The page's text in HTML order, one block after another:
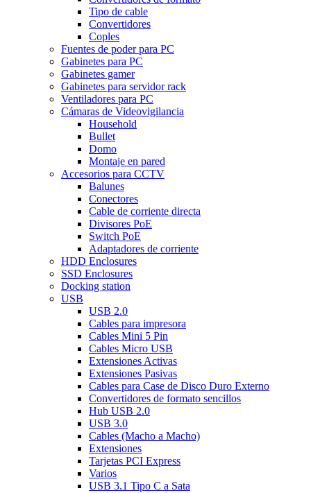
Tipo de cable
Convertidores
Coples
Fuentes de poder para PC
Gabinetes para PC
Gabinetes gamer
Gabinetes para servidor rack
Ventiladores para PC
Cámaras de Videovigilancia
Household
Bullet
Domo
Montaje en pared
Accesorios para CCTV
Balunes
Conectores
Cable de corriente directa
Divisores PoE
Switch PoE
Adaptadores de corriente
HDD Enclosures
SSD Enclosures
Docking station
USB
USB 2.0
Cables para impresora
Cables Mini 5 Pin
Cables Micro USB
Extensiones Activas
Extensiones Pasivas
Cables para Case de Disco Duro Externo
Convertidores de formato sencillos
Hub USB 2.0
USB 3.0
Cables (Macho a Macho)
Extensiones
Tarjetas PCI Express
Varios
USB 3.1 Tipo C a Sata